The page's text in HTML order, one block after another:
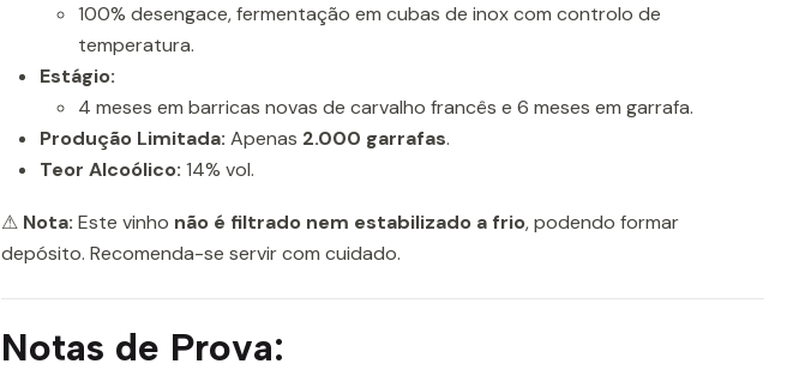
100% desengace, fermentação em cubas de inox com controlo de
temperatura.
Estágio:
4 meses em barricas novas de carvalho francês e 6 meses em garrafa.
Produção Limitada: Apenas 2.000 garrafas.
Teor Alcoólico: 14% vol.
⚠ Nota: Este vinho não é filtrado nem estabilizado a frio, podendo formar
depósito. Recomenda-se servir com cuidado.
Notas de Prova: